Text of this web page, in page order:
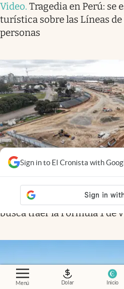
Menú Dolar Inicio
Sign in to El Cronista with
Video. Tragedia en Perú: se
turística sobre las Líneas
personas
Cambios
La megaobra que
busca traer la Fórmula 1 de